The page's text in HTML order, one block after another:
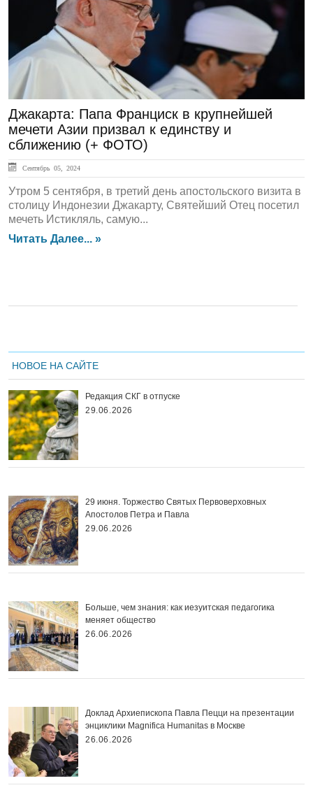
Джакарта: Папа Франциск в крупнейшей
мечети Азии призвал к единству и
сближению (+ ФОТО)
Сентябрь 05, 2024
Утром 5 сентября, в третий день апостольского визита в
столицу Индонезии Джакарту, Святейший Отец посетил
мечеть Истикляль, самую...
Читать Далее... »
НОВОЕ НА САЙТЕ
Редакция СКГ в отпуске
29.06.2026
29 июня. Торжество Святых Первоверховных
Апостолов Петра и Павла
29.06.2026
Больше, чем знания: как иезуитская педагогика
меняет общество
26.06.2026
Доклад Архиепископа Павла Пецци на презентации
энциклики Magnifica Нumanitas в Москве
26.06.2026